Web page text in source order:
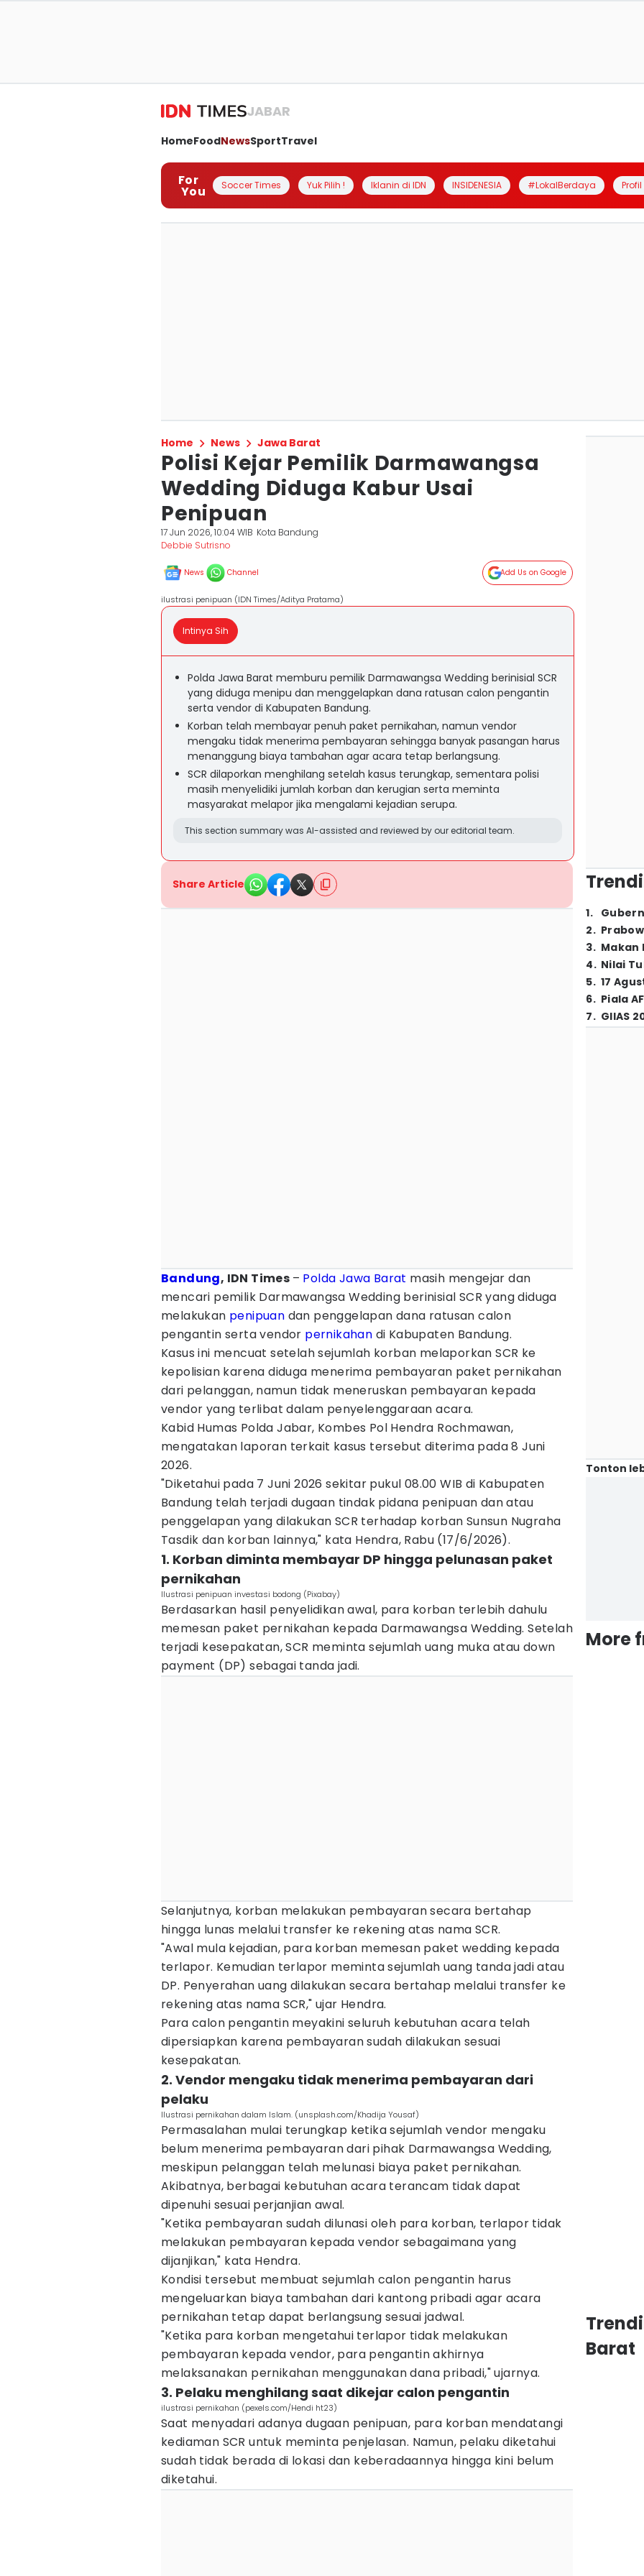
JABAR
HomeFoodNewsSportTravel
For
You Soccer Times Yuk Pilih ! Iklanin di IDN INSIDENESIA #LokalBerdaya
Home News Jawa Barat
Polisi Kejar Pemilik Darmawangsa
Wedding Diduga Kabur Usai
Penipuan
17 Jun 2026, 10:04 WIB Kota Bandung
Debbie Sutrisno
News Channel Add Us on Google
ilustrasi penipuan (IDN Times/Aditya Pratama)
Intinya Sih
Polda Jawa Barat memburu pemilik Darmawangsa Wedding berinisial SCR
yang diduga menipu dan menggelapkan dana ratusan calon pengantin
serta vendor di Kabupaten Bandung.
Korban telah membayar penuh paket pernikahan, namun vendor
mengaku tidak menerima pembayaran sehingga banyak pasangan harus
menanggung biaya tambahan agar acara tetap berlangsung.
SCR dilaporkan menghilang setelah kasus terungkap, sementara polisi
masih menyelidiki jumlah korban dan kerugian serta meminta
masyarakat melapor jika mengalami kejadian serupa.
This section summary was AI-assisted and reviewed by our editorial team.
Share Article
Bandung, IDN Times – Polda Jawa Barat masih mengejar dan
mencari pemilik Darmawangsa Wedding berinisial SCR yang diduga
melakukan penipuan dan penggelapan dana ratusan calon
pengantin serta vendor pernikahan di Kabupaten Bandung.
Kasus ini mencuat setelah sejumlah korban melaporkan SCR ke
kepolisian karena diduga menerima pembayaran paket pernikahan
dari pelanggan, namun tidak meneruskan pembayaran kepada
vendor yang terlibat dalam penyelenggaraan acara.
Kabid Humas Polda Jabar, Kombes Pol Hendra Rochmawan,
mengatakan laporan terkait kasus tersebut diterima pada 8 Juni
2026.
"Diketahui pada 7 Juni 2026 sekitar pukul 08.00 WIB di Kabupaten
Bandung telah terjadi dugaan tindak pidana penipuan dan atau
penggelapan yang dilakukan SCR terhadap korban Sunsun Nugraha
Tasdik dan korban lainnya," kata Hendra, Rabu (17/6/2026).
1. Korban diminta membayar DP hingga pelunasan paket
pernikahan
Ilustrasi penipuan investasi bodong (Pixabay)
Berdasarkan hasil penyelidikan awal, para korban terlebih dahulu
memesan paket pernikahan kepada Darmawangsa Wedding. Setelah
terjadi kesepakatan, SCR meminta sejumlah uang muka atau down
payment (DP) sebagai tanda jadi.
Selanjutnya, korban melakukan pembayaran secara bertahap
hingga lunas melalui transfer ke rekening atas nama SCR.
"Awal mula kejadian, para korban memesan paket wedding kepada
terlapor. Kemudian terlapor meminta sejumlah uang tanda jadi atau
DP. Penyerahan uang dilakukan secara bertahap melalui transfer ke
rekening atas nama SCR," ujar Hendra.
Para calon pengantin meyakini seluruh kebutuhan acara telah
dipersiapkan karena pembayaran sudah dilakukan sesuai
kesepakatan.
2. Vendor mengaku tidak menerima pembayaran dari
pelaku
Ilustrasi pernikahan dalam Islam. (unsplash.com/Khadija Yousaf)
Permasalahan mulai terungkap ketika sejumlah vendor mengaku
belum menerima pembayaran dari pihak Darmawangsa Wedding,
meskipun pelanggan telah melunasi biaya paket pernikahan.
Akibatnya, berbagai kebutuhan acara terancam tidak dapat
dipenuhi sesuai perjanjian awal.
"Ketika pembayaran sudah dilunasi oleh para korban, terlapor tidak
melakukan pembayaran kepada vendor sebagaimana yang
dijanjikan," kata Hendra.
Kondisi tersebut membuat sejumlah calon pengantin harus
mengeluarkan biaya tambahan dari kantong pribadi agar acara
pernikahan tetap dapat berlangsung sesuai jadwal.
"Ketika para korban mengetahui terlapor tidak melakukan
pembayaran kepada vendor, para pengantin akhirnya
melaksanakan pernikahan menggunakan dana pribadi," ujarnya.
3. Pelaku menghilang saat dikejar calon pengantin
ilustrasi pernikahan (pexels.com/Hendi ht23)
Saat menyadari adanya dugaan penipuan, para korban mendatangi
kediaman SCR untuk meminta penjelasan. Namun, pelaku diketahui
sudah tidak berada di lokasi dan keberadaannya hingga kini belum
diketahui.
1.
2.
3. Makan
4. Nilai
5. 17
6. Piala
7. GIIAS
Tonton
More
Barat